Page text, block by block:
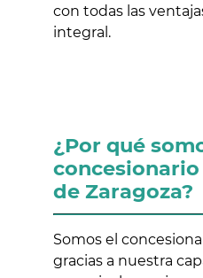
con todas las
integral.
¿Por qué
de Zaragoza?
Somos el
gracias a nuestra